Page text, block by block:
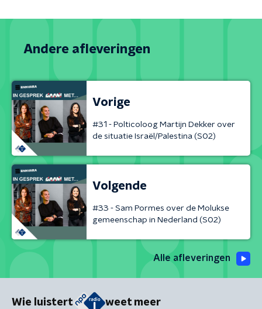
Andere afleveringen
Vorige
#31 - Polticoloog Martijn Dekker over
de situatie Israël/Palestina (S02)
Volgende
#33 - Sam Pormes over de Molukse
gemeenschap in Nederland (S02)
Alle afleveringen
Wie luistert weet meer